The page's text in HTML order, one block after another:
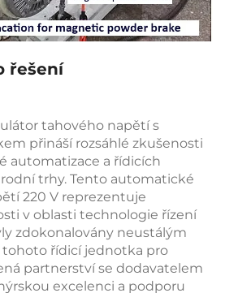
řešení
tahového napětí s
přináší rozsáhlé zkušenosti
automatizace a řídicích
trhy. Tento automatické
220 V reprezentuje
v oblasti technologie řízení
zdokonalovány neustálým
tohoto řídicí jednotka pro
partnerství se dodavatelem
excelenci a podporu